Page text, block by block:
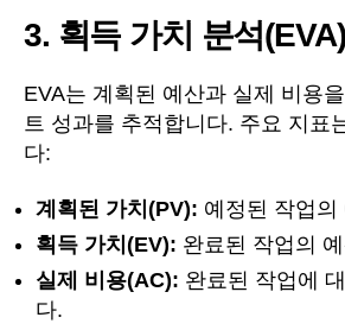
3. 획득 가치 분석(EVA)
EVA는 계획된 예산과 실제 비용
트 성과를 추적합니다. 주요 지표
다:
계획된 가치(PV): 예정된 작업의
획득 가치(EV): 완료된 작업의
실제 비용(AC): 완료된 작업에
다.